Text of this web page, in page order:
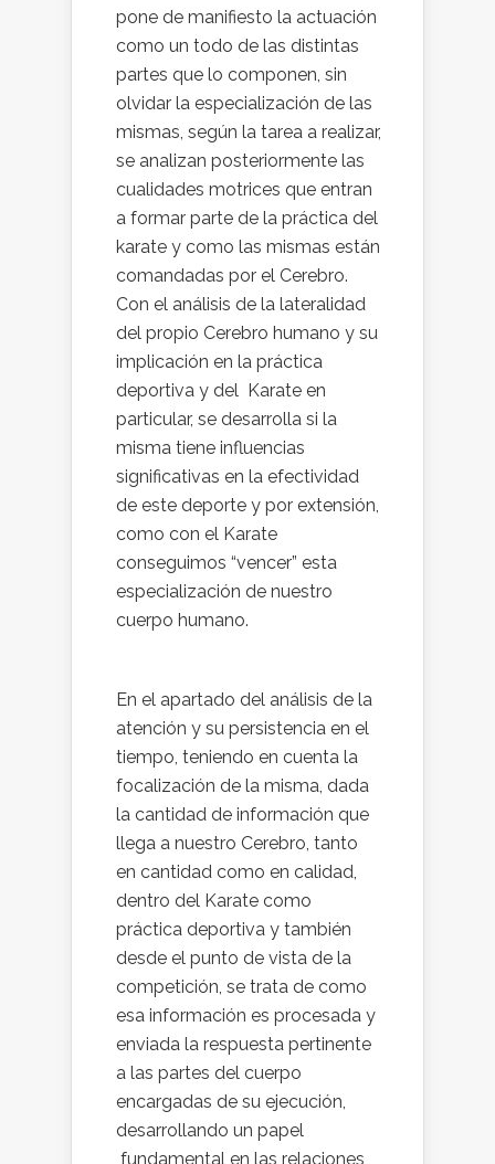
pone de manifiesto la actuación
como un todo de las distintas
partes que lo componen, sin
olvidar la especialización de las
mismas, según la tarea a realizar,
se analizan posteriormente las
cualidades motrices que entran
a formar parte de la práctica del
karate y como las mismas están
comandadas por el Cerebro.
Con el análisis de la lateralidad
del propio Cerebro humano y su
implicación en la práctica
deportiva y del Karate en
particular, se desarrolla si la
misma tiene influencias
significativas en la efectividad
de este deporte y por extensión,
como con el Karate
conseguimos “vencer” esta
especialización de nuestro
cuerpo humano.
En el apartado del análisis de la
atención y su persistencia en el
tiempo, teniendo en cuenta la
focalización de la misma, dada
la cantidad de información que
llega a nuestro Cerebro, tanto
en cantidad como en calidad,
dentro del Karate como
práctica deportiva y también
desde el punto de vista de la
competición, se trata de como
esa información es procesada y
enviada la respuesta pertinente
a las partes del cuerpo
encargadas de su ejecución,
desarrollando un papel
fundamental en las relaciones